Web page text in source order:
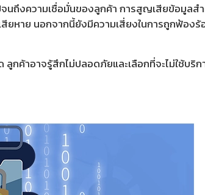
นถึงความเชื่อมั่นของลูกค้า การสูญเสียข้อมูลส
ยหาย นอกจากนี้ยังมีความเสี่ยงในการถูกฟ้องร้
กค้าอาจรู้สึกไม่ปลอดภัยและเลือกที่จะไม่ใช้บริก